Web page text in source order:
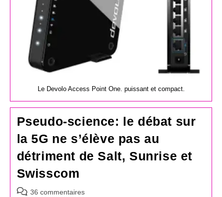
Le Devolo Access Point One. puissant et compact.
Pseudo-science: le débat sur
la 5G ne s’élève pas au
détriment de Salt, Sunrise et
Swisscom
Commentaires
36 commentaires